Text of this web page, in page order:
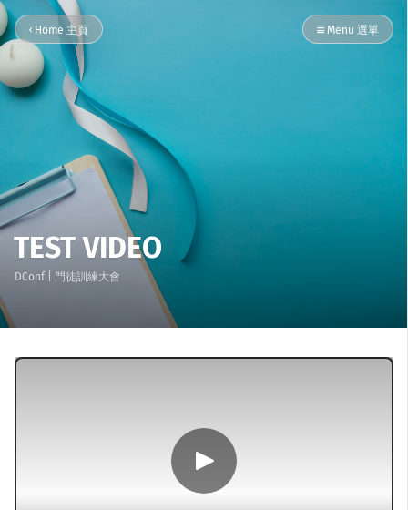
Home 主頁 Menu 選單
TEST VIDEO
DConf | 門徒訓練大會